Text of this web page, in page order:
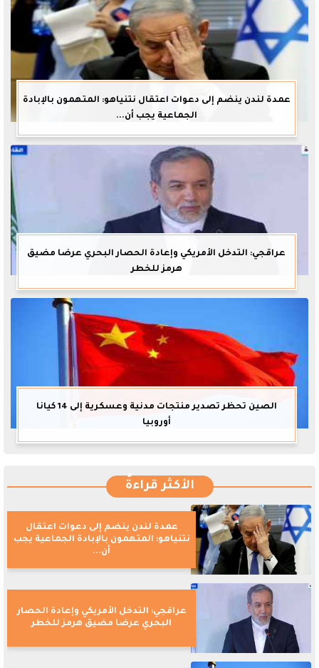
عمدة لندن ينضم إلى دعوات اعتقال نتنياهو: المتهمون بالإبادة
الجماعية يجب أن...
عراقجي: التدخل الأمريكي وإعادة الحصار البحري عرضا مضيق
هرمز للخطر
الصين تحظر تصدير منتجات مدنية وعسكرية إلى 14 كيانا
أوروبيا
الأكثر قراءةً
عمدة لندن ينضم إلى دعوات اعتقال
نتنياهو: المتهمون بالإبادة الجماعية يجب
أن...
عراقجي: التدخل الأمريكي وإعادة الحصار
البحري عرضا مضيق هرمز للخطر